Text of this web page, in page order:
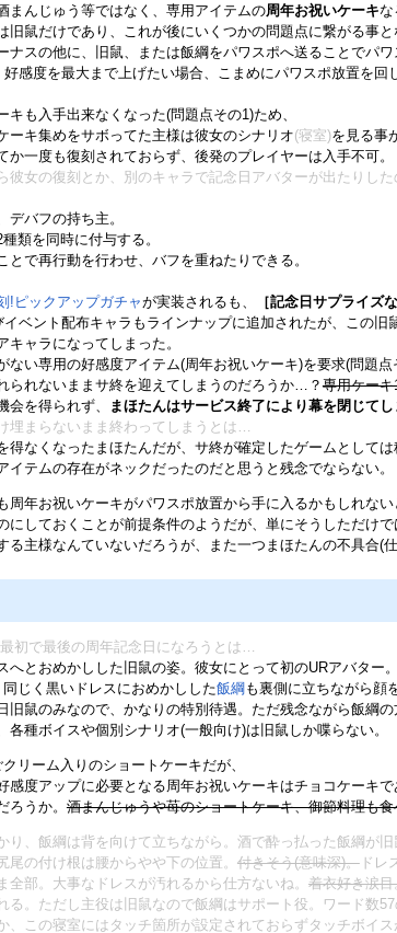
まんじゅう等ではなく、専用アイテムの周年お祝いケーキな
鼠だけであり、これが後にいくつかの問題点に繋がる事と
ナスの他に、旧鼠、または飯綱をパワスポへ送ることでパ
感度を最大まで上げたい場合、こまめにパワスポ放置を回
も入手出来なくなった(問題点その1)ため、
ーキ集めをサボってた主様は彼女のシナリオ(寝室)を見る事
一度も復刻されておらず、後発のプレイヤーは入手不可。
彼女の復刻とか、別のキャラで記念日アバターが出たりし
バフの持ち主。
類を同時に付与する。
とで再行動を行わせ、バフを重ねたりできる。
!ピックアップガチャが実装されるも、
［記念日サプライズ
ベント配布キャラもラインナップに追加されたが、この旧
ャラになってしまった。
い専用の好感度アイテム(周年お祝いケーキ)を要求(問題点
られないままサ終を迎えてしまうのだろうか…？専用ケー
を得られず、
まほたんはサービス終了により幕を閉じてし
埋まらないまま終わってしまうとは…
得なくなったまほたんだが、サ終が確定したゲームとして
テムの存在がネックだったのだと思うと残念でならない。
年お祝いケーキがパワスポ放置から手に入るかもしれない
にしておくことが前提条件のようだが、単にそうしただけ
主様なんていないだろうが、また一つまほたんの不具合(
初で最後の周年記念日になろうとは…
とおめかしした旧鼠の姿。彼女にとって初のURアバター。
じく黒いドレスにおめかしした飯綱 も裏側に立ちながら顔
旧鼠のみなので、かなりの特別待遇。ただ残念ながら飯綱の
各種ボイスや個別シナリオ(一般向け)は旧鼠しか喋らない。
リーム入りのショートケーキだが、
感度アップに必要となる周年お祝いケーキはチョコケーキで
ろうか。酒まんじゅうや苺のショートケーキ、御節料理も食
り、飯綱は背を向けて立ちながら。酒で酔っ払った飯綱が
の付け根は腰からやや下の位置。 付きそう(意味深)。ドレ
部。大事なドレスが汚れるから仕方ないね。 着衣好き涙目
。ただし主役は旧鼠なので飯綱はサポート役。ワード数
、この寝室にはタッチ箇所が設定されておらずタッチボイ